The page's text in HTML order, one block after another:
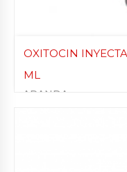
OXITOCIN
ML
ARANDA